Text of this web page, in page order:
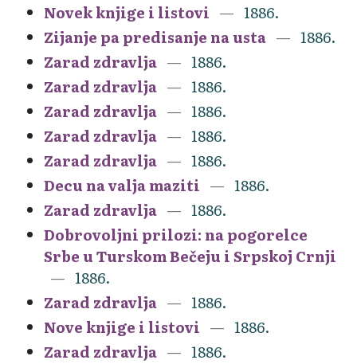
Novek knjige i listovi
1886.
Zijanje pa predisanje na usta
1886.
Zarad zdravlja
1886.
Zarad zdravlja
1886.
Zarad zdravlja
1886.
Zarad zdravlja
1886.
Zarad zdravlja
1886.
Decu na valja maziti
1886.
Zarad zdravlja
1886.
Dobrovoljni prilozi: na pogorelce
Srbe u Turskom Bečeju i Srpskoj Crnji
1886.
Zarad zdravlja
1886.
Nove knjige i listovi
1886.
Zarad zdravlja
1886.